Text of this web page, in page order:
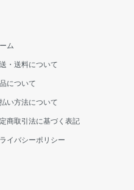
ム
・送料について
について
い方法について
商取引法に基づく表記
イバシーポリシー